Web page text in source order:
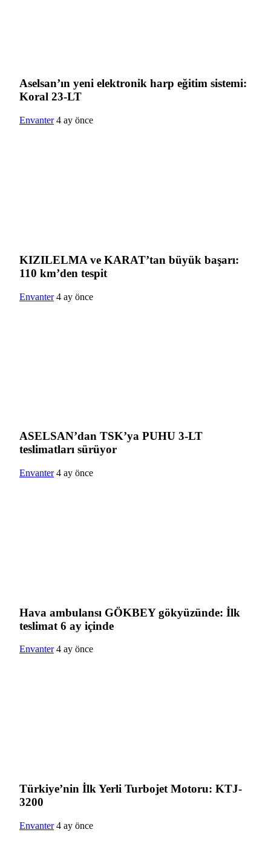
Aselsan’ın yeni elektronik harp eğitim sistemi:
Koral 23-LT
Envanter 4 ay önce
KIZILELMA ve KARAT’tan büyük başarı:
110 km’den tespit
Envanter 4 ay önce
ASELSAN’dan TSK’ya PUHU 3-LT
teslimatları sürüyor
Envanter 4 ay önce
Hava ambulansı GÖKBEY gökyüzünde: İlk
teslimat 6 ay içinde
Envanter 4 ay önce
Türkiye’nin İlk Yerli Turbojet Motoru: KTJ-
3200
Envanter 4 ay önce